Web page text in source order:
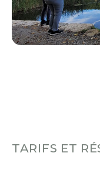
TARIFS ET